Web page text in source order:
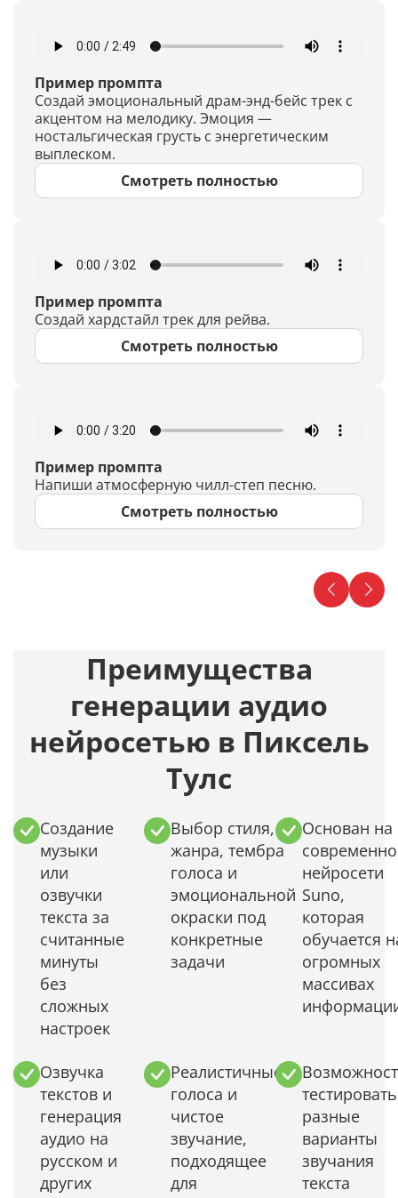
Пример промпта
Создай эмоциональный драм-энд-бейс трек с
акцентом на мелодику. Эмоция —
ностальгическая грусть с энергетическим
выплеском.
Смотреть полностью
Пример промпта
Создай хардстайл трек для рейва.
Смотреть полностью
Пример промпта
Напиши атмосферную чилл-степ песню.
Смотреть полностью
Преимущества
генерации аудио
нейросетью в Пиксель
Тулс
Создание
музыки
или
озвучки
текста за
считанные
минуты
без
сложных
настроек
Выбор стиля,
жанра, тембра
голоса и
эмоциональной
окраски под
конкретные
задачи
Основан на
нейросети
Suno,
которая
обучается
огромных
массивах
Озвучка
текстов и
генерация
аудио на
русском и
других
Реалистичные
голоса и
чистое
звучание,
подходящее
для
тестировать
разные
варианты
звучания
текста